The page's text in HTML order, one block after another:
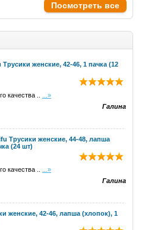
Посмотреть все
женские, 42-46, 1 пачка (12
качества ..
...»
Галина
Трусики женские, 44-48, лапша
(24 шт)
качества ..
...»
Галина
женские, 42-46, лапша (хлопок), 1